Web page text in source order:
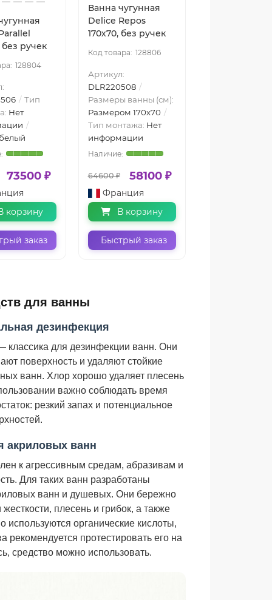
без ручек
128804
Тип
Нет
73500 ₽
корзину
заказ
Ванна чугунная
Delice Repos
170х70, без ручек
128806
Артикул:
DLR220508
Размеры ванны (см):
Размером 170x70
Тип монтажа: Нет
информации
64600 ₽ 58100 ₽
Франция
В корзину
Быстрый заказ
для ванны
дезинфекция
классика для дезинфекции ванн. Они
поверхность и удаляют стойкие
ванн. Хлор хорошо удаляет плесень
важно соблюдать время
резкий запах и потенциальное
акриловых ванн
к агрессивным средам, абразивам и
Для таких ванн разработаны
ванн и душевых. Они бережно
плесень и грибок, а также
используются органические кислоты,
протестировать его на
средство можно использовать.